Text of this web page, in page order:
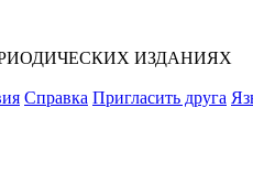
ИЗДАНИЯХ
Справка Пригласить друга